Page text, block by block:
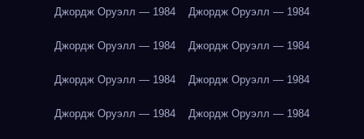
Джордж Оруэлл — 1984 Джордж Оруэлл — 1984
Джордж Оруэлл — 1984 Джордж Оруэлл — 1984
Джордж Оруэлл — 1984 Джордж Оруэлл — 1984
Джордж Оруэлл — 1984 Джордж Оруэлл — 1984